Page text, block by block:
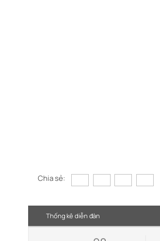
Chia sẻ:
Thống kê diễn đàn